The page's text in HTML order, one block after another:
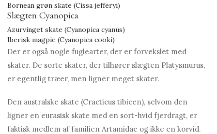
Bornean grøn skate (Cissa jefferyi)
Slægten Cyanopica
Azurvinget skate (Cyanopica cyanus)
Iberisk magpie (Cyanopica cooki)
Der er også nogle fuglearter, der er forvekslet med
skater. De sorte skater, der tilhører slægten Platysmurus,
er egentlig træer, men ligner meget skater.
Den australske skate (Cracticus tibicen), selvom den
ligner en eurasisk skate med en sort-hvid fjerdragt, er
faktisk medlem af familien Artamidae og ikke en korvid.